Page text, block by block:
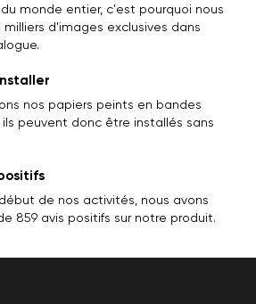
monde entier, c'est pourquoi nous
milliers d'images exclusives dans
nos papiers peints en bandes
peuvent donc être installés sans
de nos activités, nous avons
859 avis positifs sur notre produit.